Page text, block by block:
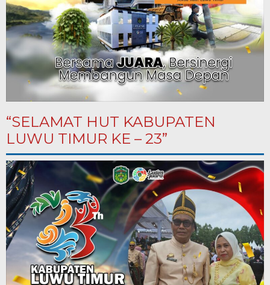
“SELAMAT HUT KABUPATEN
LUWU TIMUR KE – 23”